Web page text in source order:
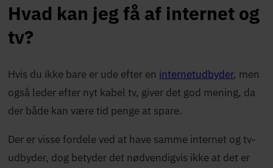
Hvad kan jeg få af internet og
tv?
Hvis du ikke bare er ude efter en internetudbyder, men
også leder efter nyt kabel tv, giver det god mening, da
der både kan være tid penge at spare.
Der er visse fordele ved at have samme internet og tv-
udbyder, dog betyder det nødvendigvis ikke at det er